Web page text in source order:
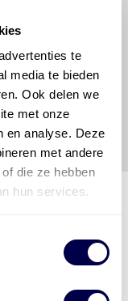
te
media te bieden
Ook delen we
met onze
en analyse. Deze
met andere
die ze hebben
hun services.
op een
voeren. Hij/zij
en
Den Hartog
en schade
of een
gegevens.